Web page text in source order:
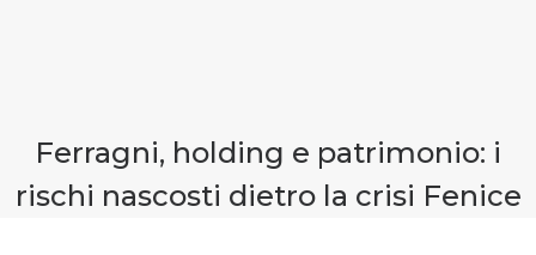
Ferragni, holding e patrimonio: i
rischi nascosti dietro la crisi Fenice